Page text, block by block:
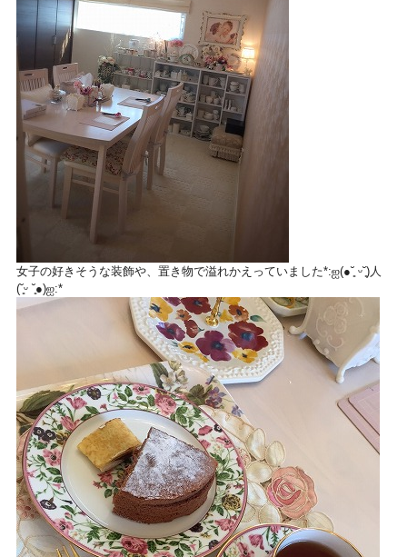
女子の好きそうな装飾や、置き物で溢れかえっていました‎*:ஐ(●˘͈ ᵕ˘͈)人
(˘͈ᵕ ˘͈●)ஐ:*